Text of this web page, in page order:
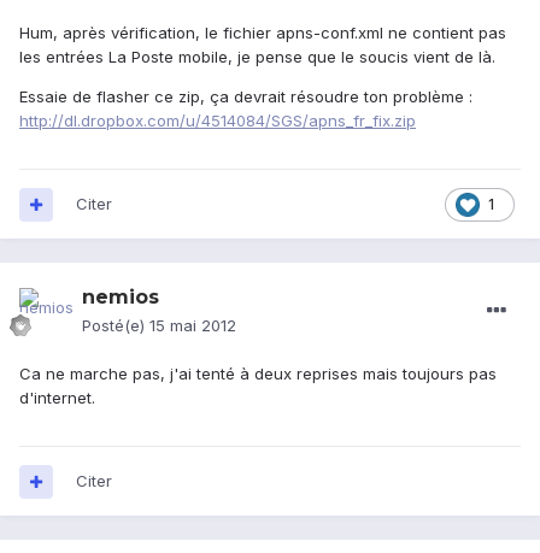
Hum, après vérification, le fichier apns-conf.xml ne contient pas
les entrées La Poste mobile, je pense que le soucis vient de là.
Essaie de flasher ce zip, ça devrait résoudre ton problème :
http://dl.dropbox.com/u/4514084/SGS/apns_fr_fix.zip
1
Citer
nemios
Posté(e) 15 mai 2012
Ca ne marche pas, j'ai tenté à deux reprises mais toujours pas
d'internet.
Citer